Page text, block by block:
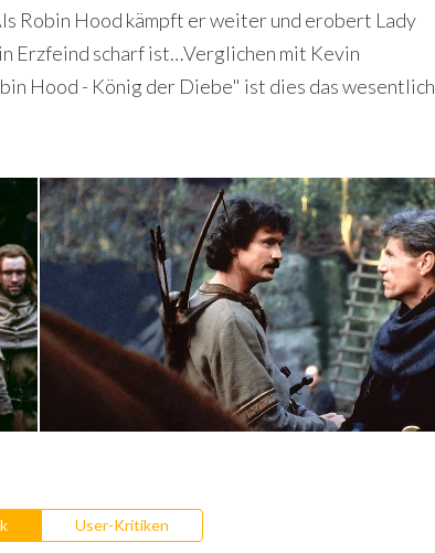
Robin Hood kämpft er weiter und er­obert Lady
Erzfeind scharf ist…Verglichen mit Kevin
Hood - König der Diebe" ist dies das wesentlich
User-Kritiken